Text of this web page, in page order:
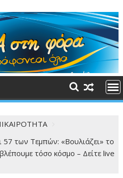
των Τεμπών: «Βουλιάζει» το
τόσο κόσμο – Δείτε live